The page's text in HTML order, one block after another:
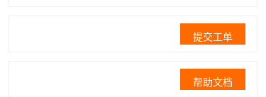
提交工单
帮助文档